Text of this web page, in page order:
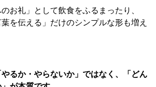
お礼」として飲食をふるまったり、
葉を伝える」だけのシンプルな形も増え
るか・やらないか」ではなく、「どん